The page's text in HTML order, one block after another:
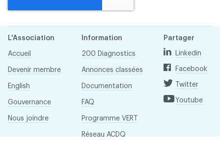
L'Association
Accueil
Devenir membre
English
Gouvernance
Nous joindre
Information
200 Diagnostics
Annonces classées
Documentation
FAQ
Programme VERT
Réseau ACDQ
Partager
Linkedin
Facebook
Twitter
Youtube